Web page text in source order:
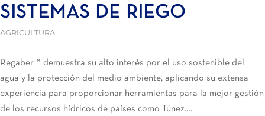
SISTEMAS DE RIEGO
AGRICULTURA
Regaber™ demuestra su alto interés por el uso sostenible del
agua y la protección del medio ambiente, aplicando su extensa
experiencia para proporcionar herramientas para la mejor gestión
de los recursos hídricos de países como Túnez.…